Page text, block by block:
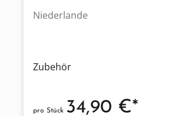
Niederlande
Zubehör
pro Stück 34,90 €*